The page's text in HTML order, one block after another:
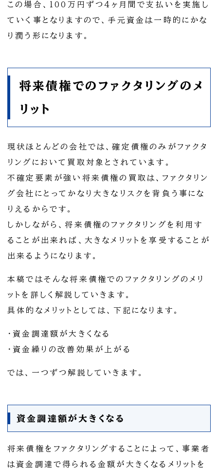
この場合、100万円ずつ4ヶ月間で支払いを実施し
ていく事となりますので、手元資金は一時的にかな
り潤う形になります。
将来債権でのファクタリングのメ
リット
現状ほとんどの会社では、確定債権のみがファクタ
リングにおいて買取対象とされています。
不確定要素が強い将来債権の買取は、ファクタリン
グ会社にとってかなり大きなリスクを背負う事にな
りえるからです。
しかしながら、将来債権のファクタリングを利用す
ることが出来れば、大きなメリットを享受することが
出来るようになります。
本稿ではそんな将来債権でのファクタリングのメリ
ットを詳しく解説していきます。
具体的なメリットとしては、下記になります。
・資金調達額が大きくなる
・資金繰りの改善効果が上がる
では、一つずつ解説していきます。
資金調達額が大きくなる
将来債権をファクタリングすることによって、事業者
は資金調達で得られる金額が大きくなるメリットを